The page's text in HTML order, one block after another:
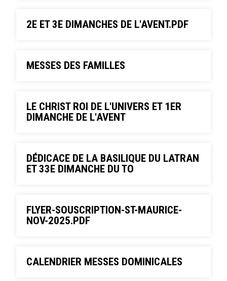
2E ET 3E DIMANCHES DE L'AVENT.PDF
MESSES DES FAMILLES
LE CHRIST ROI DE L'UNIVERS ET 1ER
DIMANCHE DE L'AVENT
DÉDICACE DE LA BASILIQUE DU LATRAN
ET 33E DIMANCHE DU TO
FLYER-SOUSCRIPTION-ST-MAURICE-
NOV-2025.PDF
CALENDRIER MESSES DOMINICALES